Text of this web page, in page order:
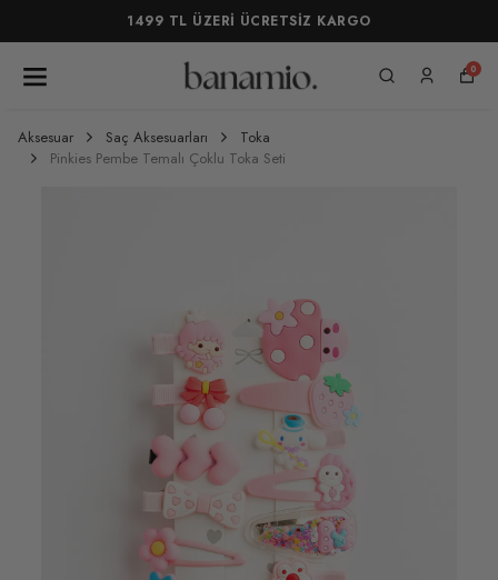
1499 TL ÜZERİ ÜCRETSİZ KARGO
0
Aksesuar Saç Aksesuarları
Toka
Pinkies Pembe Temalı Çoklu Toka Seti